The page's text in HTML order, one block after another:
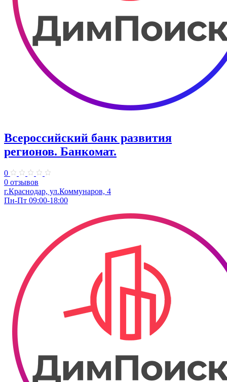
Всероссийский банк развития
регионов. Банкомат.
0
0 отзывов
г.Краснодар, ул.Коммунаров, 4
Пн-Пт 09:00-18:00